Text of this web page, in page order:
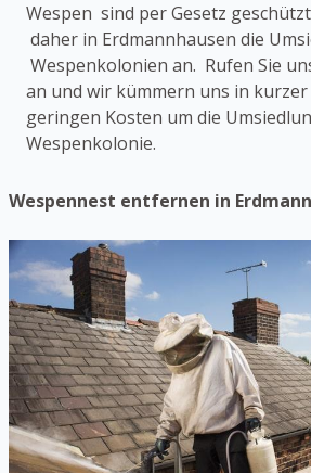
Wespen sind per Gesetz
daher in Erdmannhausen die
Wespenkolonien an. Rufen Sie
an und wir kümmern uns in
geringen Kosten um die
Wespenkolonie.
Wespennest entfernen in